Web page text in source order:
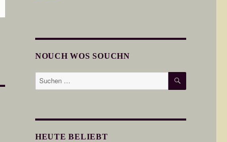
NOUCH WOS SOUCHN
Suchen
nach:
SUCHEN
HEUTE BELIEBT